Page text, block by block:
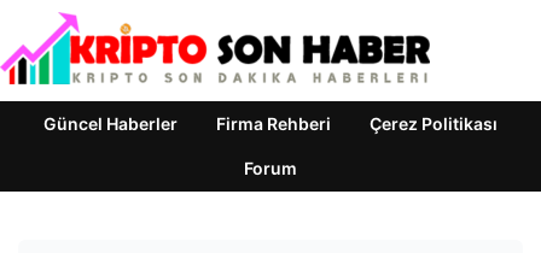
Güncel Haberler Firma Rehberi Çerez Politikası
Forum